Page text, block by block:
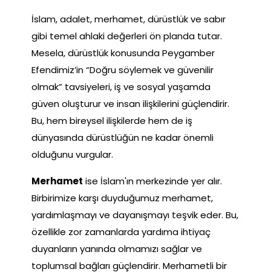
İslam, adalet, merhamet, dürüstlük ve sabır
gibi temel ahlaki değerleri ön planda tutar.
Mesela, dürüstlük konusunda Peygamber
Efendimiz’in “Doğru söylemek ve güvenilir
olmak” tavsiyeleri, iş ve sosyal yaşamda
güven oluşturur ve insan ilişkilerini güçlendirir.
Bu, hem bireysel ilişkilerde hem de iş
dünyasında dürüstlüğün ne kadar önemli
olduğunu vurgular.
Merhamet ise İslam'ın merkezinde yer alır.
Birbirimize karşı duyduğumuz merhamet,
yardımlaşmayı ve dayanışmayı teşvik eder. Bu,
özellikle zor zamanlarda yardıma ihtiyaç
duyanların yanında olmamızı sağlar ve
toplumsal bağları güçlendirir. Merhametli bir